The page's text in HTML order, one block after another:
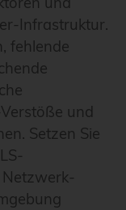
Infrastruktur.
fehlende
und
Setzen Sie